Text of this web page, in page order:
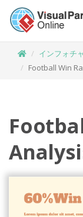
インフォチ
Football Win